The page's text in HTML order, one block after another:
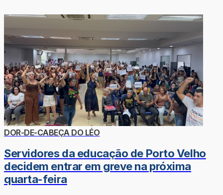
DOR-DE-CABEÇA DO LÉO
Servidores da educação de Porto Velho
decidem entrar em greve na próxima
quarta-feira